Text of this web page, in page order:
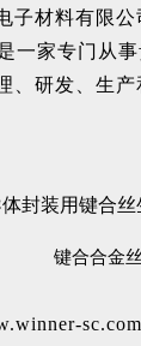
子材料有限公
一家专门从
、研发、生
键合合金丝